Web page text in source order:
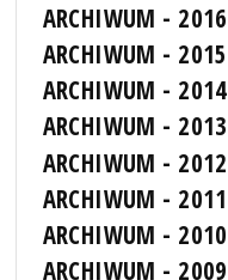
ARCHIWUM - 2016
ARCHIWUM - 2015
ARCHIWUM - 2014
ARCHIWUM - 2013
ARCHIWUM - 2012
ARCHIWUM - 2011
ARCHIWUM - 2010
ARCHIWUM - 2009